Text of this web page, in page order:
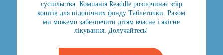
суспільства. Компанія Readdle розпочинає збір
коштів для підопічних фонду Таблеточки. Разом
ми можемо забезпечити дітям вчасне і якісне
лікування. Долучайтесь!